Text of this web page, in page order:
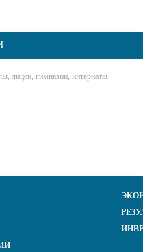
лицеи, гимназии, интернаты